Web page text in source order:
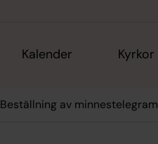
Kalender Kyrkor
Beställning av minnestelegram